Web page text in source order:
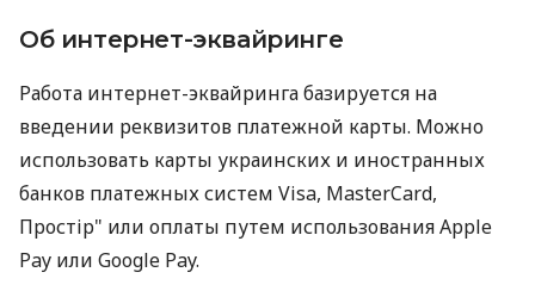
Об интернет-эквайринге
Работа интернет-эквайринга базируется на
введении реквизитов платежной карты. Можно
использовать карты украинских и иностранных
банков платежных систем Visa, MasterCard,
Простір" или оплаты путем использования Apple
Pay или Google Pay.